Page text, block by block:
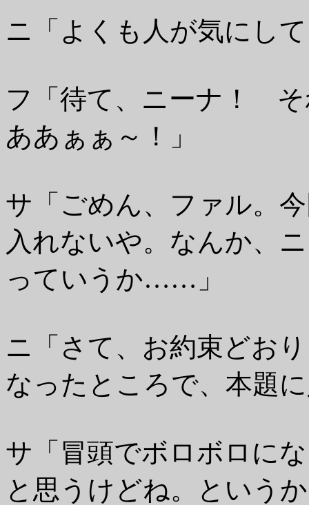
ニ「よくも人が気にし
フ「待て、ニーナ！
ああぁぁ～！」
サ「ごめん、ファル。
入れないや。なんか、
っていうか……」
ニ「さて、お約束どお
なったところで、本題
サ「冒頭でボロボロに
と思うけどね。という